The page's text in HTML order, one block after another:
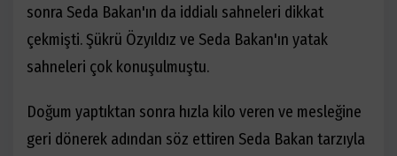
sonra Seda Bakan'ın da iddialı sahneleri dikkat
çekmişti. Şükrü Özyıldız ve Seda Bakan'ın yatak
sahneleri çok konuşulmuştu.
Doğum yaptıktan sonra hızla kilo veren ve mesleğine
geri dönerek adından söz ettiren Seda Bakan tarzıyla